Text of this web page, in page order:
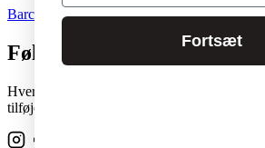
Barchefen 04.05.2015Litteratur 0
Følg os
Hver skabelon i vores stadigt voksende
tilføjes og flyttes rundt på enhver side med et
Fortsæt